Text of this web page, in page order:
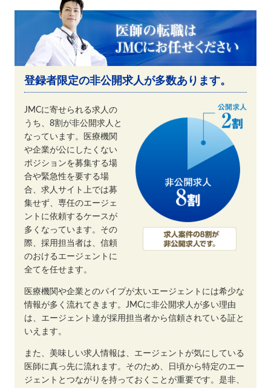
登録者限定の非公開求人が多数あります。
JMCに寄せられる求人の
うち、8割が非公開求人と
なっています。医療機関
や企業が公にしたくない
ポジションを募集する場
合や緊急性を要する場
合、求人サイト上では募
集せず、専任のエージェ
ントに依頼するケースが
多くなっています。その
際、採用担当者は、信頼
のおけるエージェントに
全てを任せます。
医療機関や企業とのパイプが太いエージェントには希少な
情報が多く流れてきます。JMCに非公開求人が多い理由
は、エージェント達が採用担当者から信頼されている証と
いえます。
また、美味しい求人情報は、エージェントが気にしている
医師に真っ先に流れます。そのため、日頃から特定のエー
ジェントとつながりを持っておくことが重要です。是非、